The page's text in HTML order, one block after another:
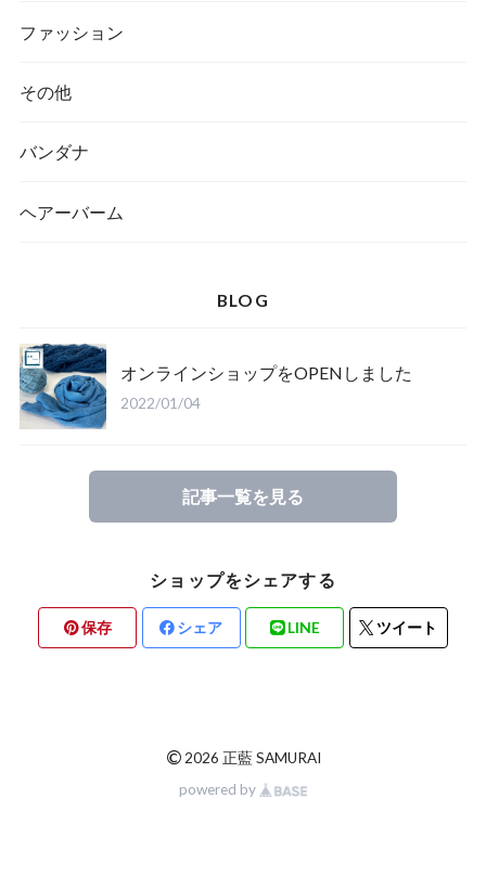
ファッション
その他
バンダナ
ヘアーバーム
BLOG
オンラインショップをOPENしました
2022/01/04
記事一覧を見る
ショップをシェアする
保存 シェア LINE ツイート
©2026 正藍 SAMURAI
powered by